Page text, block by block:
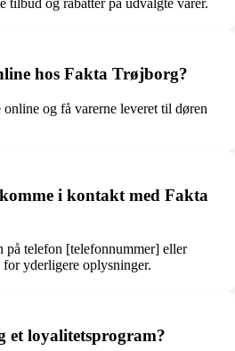
tilbud og rabatter på udvalgte varer.
hos Fakta Trøjborg?
og få varerne leveret til døren
i kontakt med Fakta
telefon [telefonnummer] eller
for yderligere oplysninger.
loyalitetsprogram?